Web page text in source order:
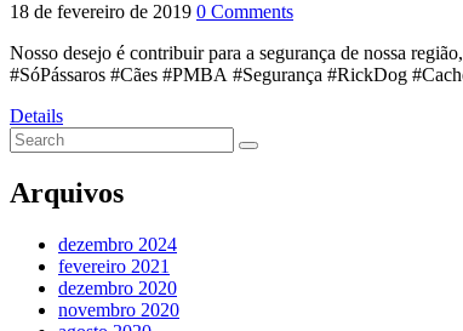
18 de fevereiro de 2019 0 Comments
Nosso desejo é contribuir para a segurança de nossa
#SóPássaros #Cães #PMBA #Segurança #RickDog
Details
Arquivos
dezembro 2024
fevereiro 2021
dezembro 2020
novembro 2020